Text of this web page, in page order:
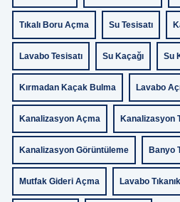
Tıkalı Boru Açma Su Tesisatı
Lavabo Tesisatı Su Kaçağı Su
Kırmadan Kaçak Bulma Lavabo
Kanalizasyon Açma Kanalizasyon
Kanalizasyon Görüntüleme Banyo
Mutfak Gideri Açma Lavabo